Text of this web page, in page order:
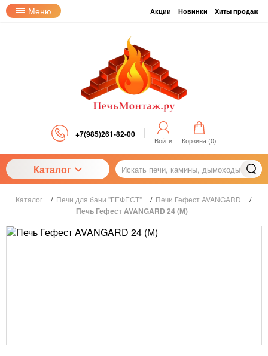
Меню Акции Новинки Хиты продаж
+7(985)261-82-00
Войти Корзина (0)
Каталог
Каталог / Печи для бани "ГЕФЕСТ" / Печи Гефест AVANGARD /
Печь Гефест AVANGARD 24 (М)